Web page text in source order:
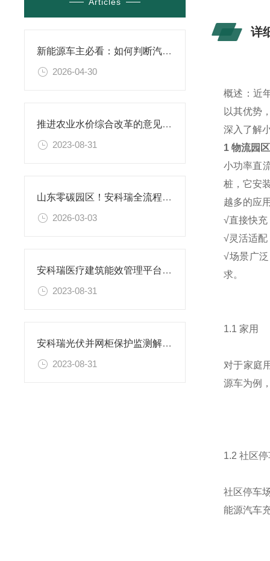
新能源车主必看：如何判断汽车充电桩是否“虚标功率”
2026-04-30
推进农业水价综合改革的意见解读
2023-08-31
山东零碳园区！安科瑞全流程解决方案，助力拟建设园区达标创评
2026-03-03
安科瑞医疗建筑能效管理平台助力绿色医院安全低碳运行
2023-08-31
安科瑞光伏并网柜保护监测解决方案的应用实例
2023-08-31
详
概述：近
以其优势
深入了解
1物流园
小功率直
桩，它安
越多的应
√直接快
√灵活适
√场景广
求。
1.1 家用
对于家庭
源车为例
1.2 社区
社区停车
能源汽车